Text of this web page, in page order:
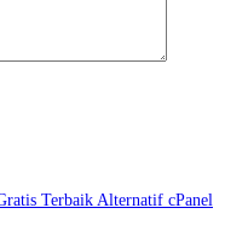
Terbaik Alternatif cPanel